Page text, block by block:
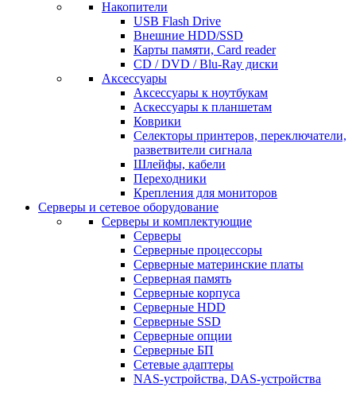
Накопители
USB Flash Drive
Внешние HDD/SSD
Карты памяти, Card reader
CD / DVD / Blu-Ray диски
Аксессуары
Аксессуары к ноутбукам
Аскессуары к планшетам
Коврики
Селекторы принтеров, переключатели,
разветвители сигнала
Шлейфы, кабели
Переходники
Крепления для мониторов
Серверы и сетевое оборудование
Серверы и комплектующие
Серверы
Серверные процессоры
Серверные материнские платы
Серверная память
Серверные корпуса
Серверные HDD
Серверные SSD
Серверные опции
Серверные БП
Сетевые адаптеры
NAS-устройства, DAS-устройства